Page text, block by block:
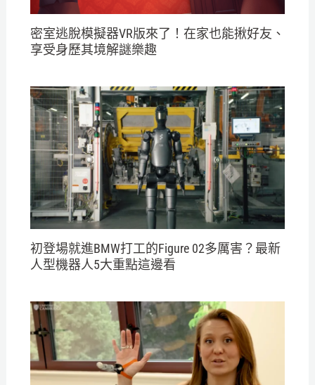
密室逃脫模擬器VR版來了！在家也能揪好友、
享受身歷其境解謎樂趣
初登場就進BMW打工的Figure 02多厲害？最新
人型機器人5大重點這邊看